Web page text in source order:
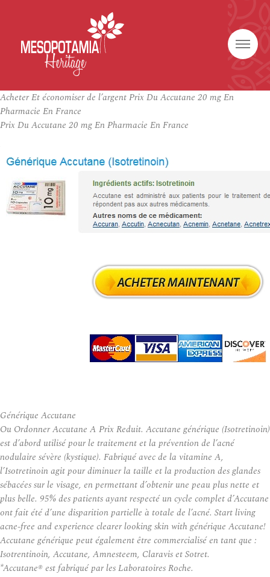
Acheter Et économiser de l’argent Prix Du Accutane 20 mg En
Pharmacie En France
Prix Du Accutane 20 mg En Pharmacie En France
Générique Accutane
Ou Ordonner Accutane A Prix Reduit. Accutane générique (Isotretinoin)
est d’abord utilisé pour le traitement et la prévention de l’acné
nodulaire sévère (kystique). Fabriqué avec de la vitamine A,
l’Isotretinoin agit pour diminuer la taille et la production des glandes
sébacées sur le visage, en permettant d’obtenir une peau plus nette et
plus belle. 95% des patients ayant respecté un cycle complet d’Accutane
ont fait été d’une disparition partielle à totale de l’acné. Start living
acne-free and experience clearer looking skin with générique Accutane!
Accutane générique peut également être commercialisé en tant que :
Isotrentinoin, Accutane, Amnesteem, Claravis et Sotret.
*Accutane® est fabriqué par les Laboratoires Roche.